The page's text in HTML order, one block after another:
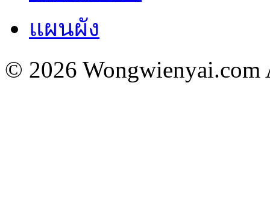
แผนผัง
© 2026 Wongwienyai.com